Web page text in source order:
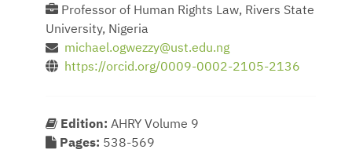
Professor of Human Rights Law, Rivers State
University, Nigeria
michael.ogwezzy@ust.edu.ng
https://orcid.org/0009-0002-2105-2136
Edition: AHRY Volume 9
Pages: 538-569